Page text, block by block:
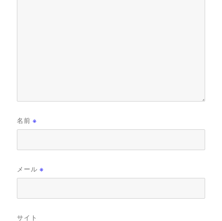
名前※
メール※
サイト